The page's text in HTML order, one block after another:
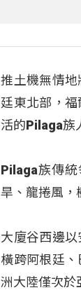
推土機無情
廷東北部，
活的Pilaga族
Pilaga族傳
旱、龍捲風，
大廈谷西邊
橫跨阿根廷
洲大陸僅次於